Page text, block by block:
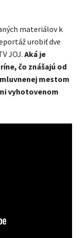
materiálov k
urobiť dve
JOJ. Aká je
čo znášajú od
mestom
vyhotovenom